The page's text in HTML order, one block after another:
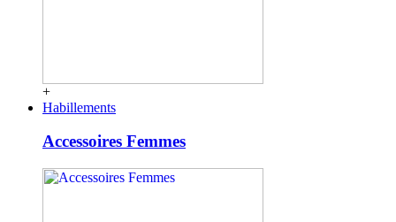
+
Habillements
Accessoires Femmes